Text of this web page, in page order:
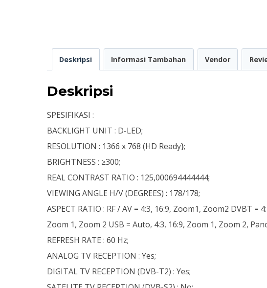
Deskripsi Informasi Tambahan Vendor
Deskripsi
SPESIFIKASI :
BACKLIGHT UNIT : D-LED;
RESOLUTION : 1366 x 768 (HD Ready};
BRIGHTNESS : ≥300;
REAL CONTRAST RATIO : 125,000694444444;
VIEWING ANGLE H/V (DEGREES) : 178/178;
ASPECT RATIO : RF / AV = 4:3, 16:9, Zoom1, Zoom2 DVBT
Zoom 1, Zoom 2 USB = Auto, 4:3, 16:9, Zoom 1, Zoom 2,
REFRESH RATE : 60 Hz;
ANALOG TV RECEPTION : Yes;
DIGITAL TV RECEPTION (DVB-T2) : Yes;